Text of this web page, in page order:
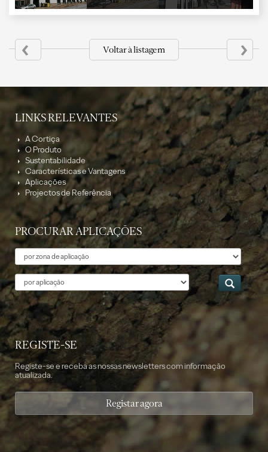
‹ Voltar à listagem ›
LINKS RELEVANTES
A Cortiça
O Produto
Sustentabilidade
Características e Vantagens
Aplicações
Projectos de Referência
PROCURAR APLICAÇÕES
Tema
Aplicação
REGISTE-SE
Registe-se e receba as nossas newsletters com informação
atualizada.
Registar agora